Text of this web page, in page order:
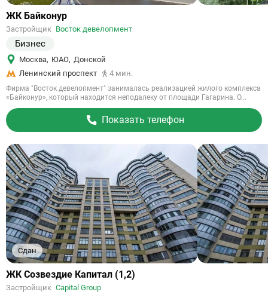
Ссылка
объект
ЖК Байконур
Застройщик Восток девелопмент
Бизнес
Москва, ЮАО, Донской
Ленинский проспект
4 мин.
Фирма "Восток девелопмент" занималась реализацией жилого комплекса
«Байконур», который находится неподалеку от площади Гагарина. О...
Показать телефон
Сдан
Ссылка
объект
ЖК Созвездие Капитал (1,2)
Застройщик Capital Group